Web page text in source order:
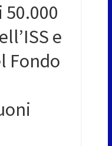
50.000
e
Fondo